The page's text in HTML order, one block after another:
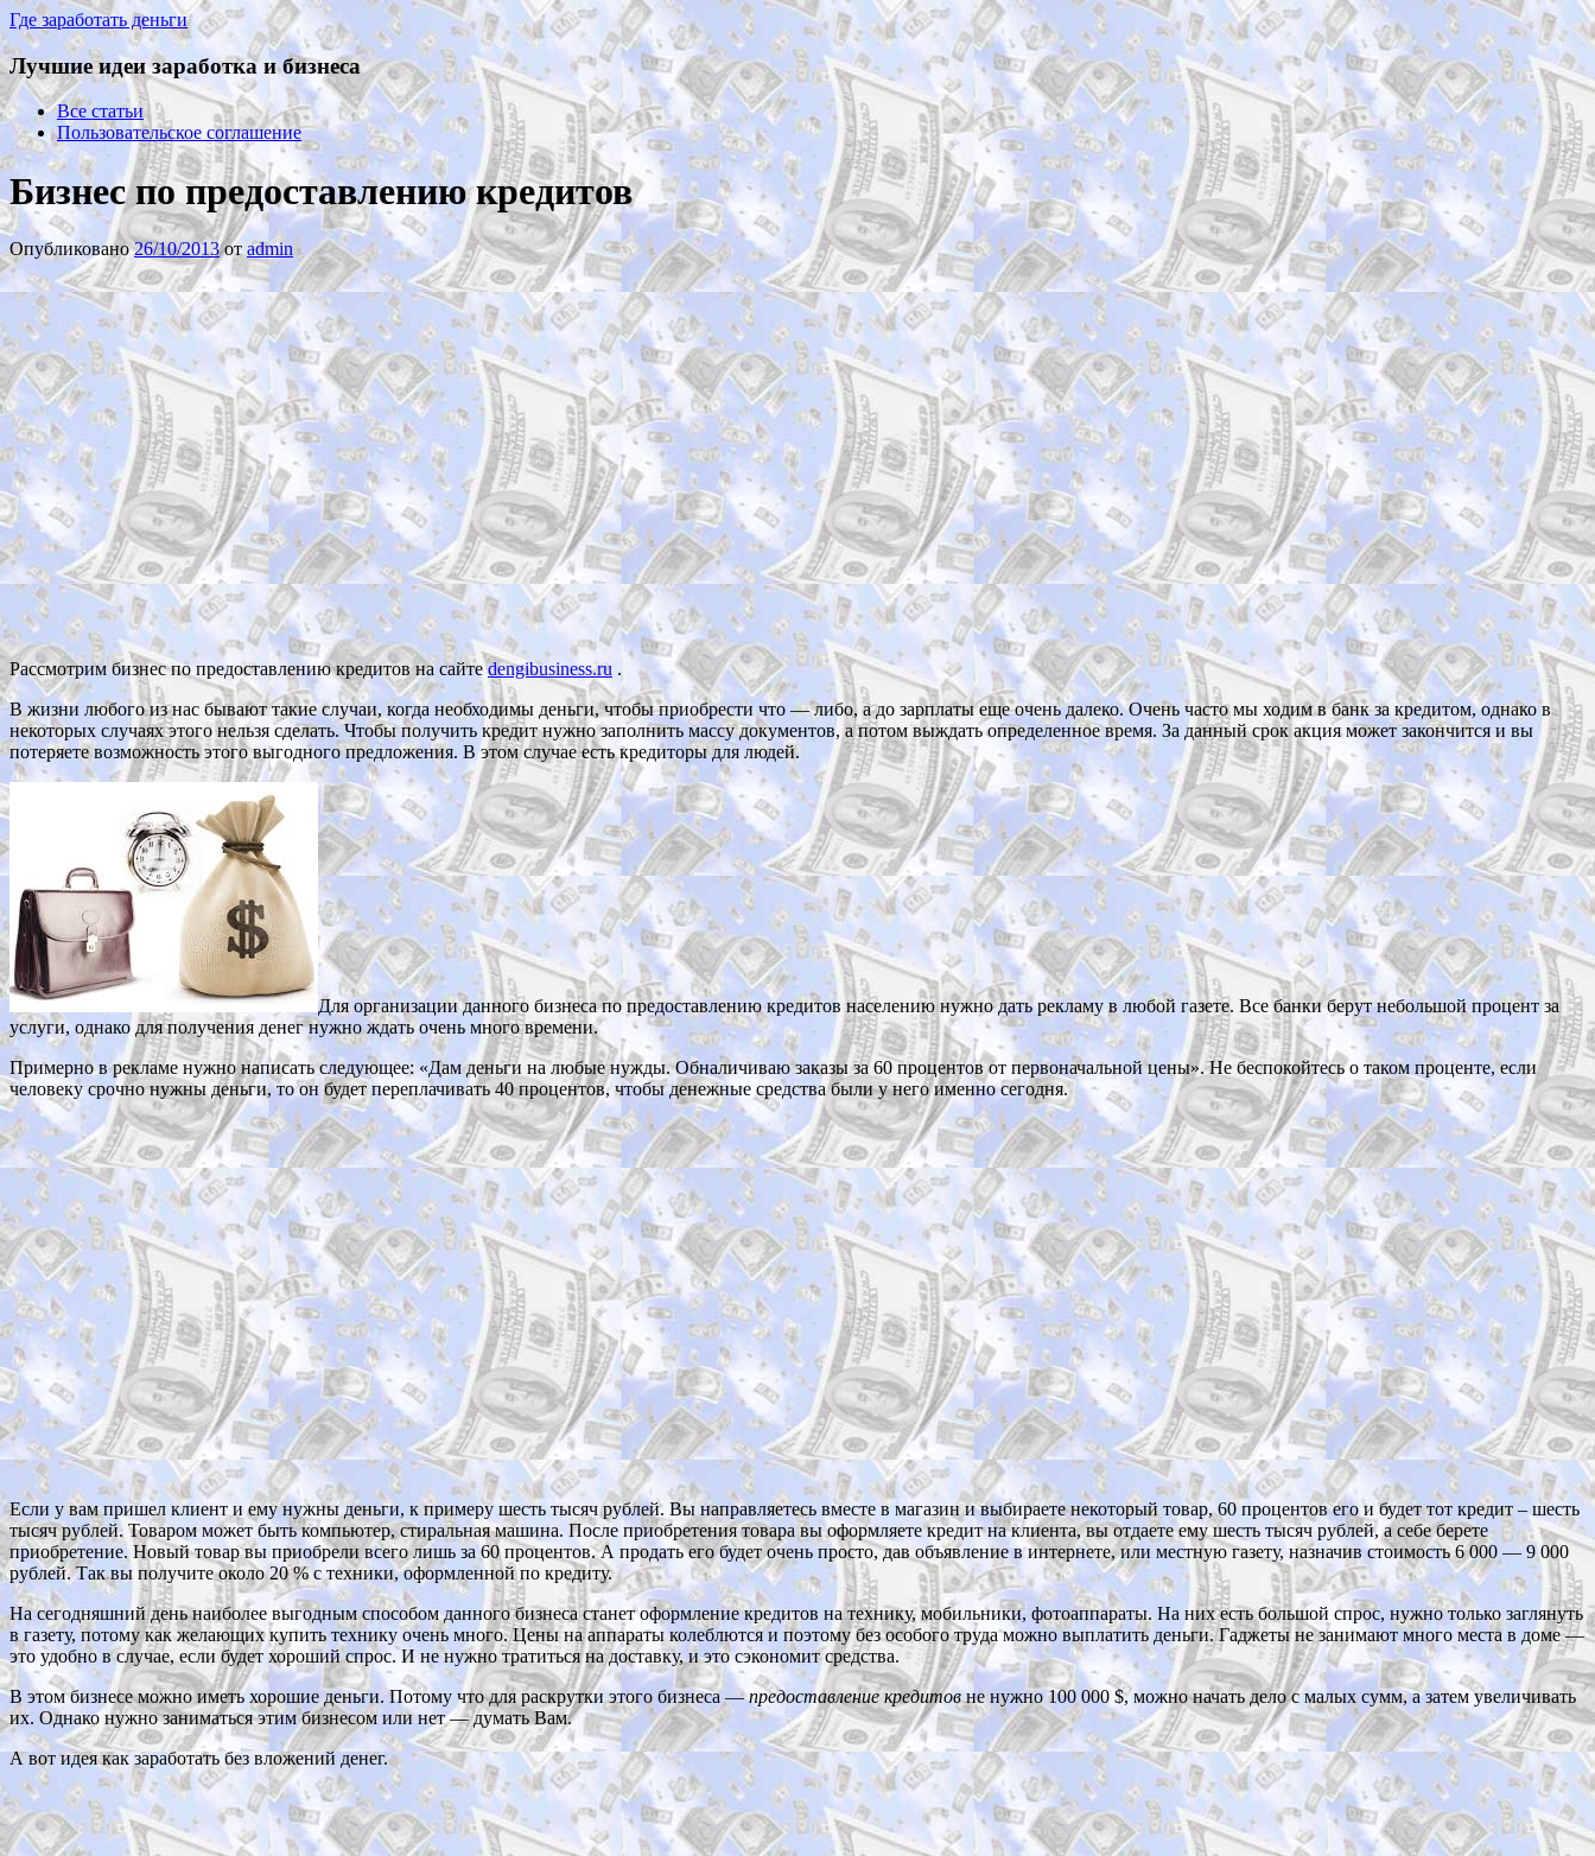
Где заработать деньги
Лучшие идеи заработка и бизнеса
Все статьи
Пользовательское соглашение
Бизнес по предоставлению кредитов
Опубликовано26/10/2013 от admin
Рассмотрим бизнес по предоставлению кредитов на сайтеdengibusiness.ru .
В жизни любого из нас бывают такие случаи, когда необходимы деньги, чтобы приобрести что — либо, а до зарплаты еще очень далеко. Очень часто мы ходим в банк за кредитом, однако в
некоторых случаях этого нельзя сделать. Чтобы получить кредит нужно заполнить массу документов, а потом выждать определенное время. За данный срок акция может закончится и вы
потеряете возможность этого выгодного предложения. В этом случае есть кредиторы для людей.
Для организации данного бизнеса по предоставлению кредитов населению нужно дать рекламу в любой газете. Все банки берут небольшой процент за
услуги, однако для получения денег нужно ждать очень много времени.
Примерно в рекламе нужно написать следующее: «Дам деньги на любые нужды. Обналичиваю заказы за 60 процентов от первоначальной цены». Не беспокойтесь о таком проценте, если
человеку срочно нужны деньги, то он будет переплачивать 40 процентов, чтобы денежные средства были у него именно сегодня.
Если у вам пришел клиент и ему нужны деньги, к примеру шесть тысяч рублей. Вы направляетесь вместе в магазин и выбираете некоторый товар, 60 процентов его и будет тот кредит – шесть
тысяч рублей. Товаром может быть компьютер, стиральная машина. После приобретения товара вы оформляете кредит на клиента, вы отдаете ему шесть тысяч рублей, а себе берете
приобретение. Новый товар вы приобрели всего лишь за 60 процентов. А продать его будет очень просто, дав объявление в интернете, или местную газету, назначив стоимость 6 000 — 9 000
рублей. Так вы получите около 20 % с техники, оформленной по кредиту.
На сегодняшний день наиболее выгодным способом данного бизнеса станет оформление кредитов на технику, мобильники, фотоаппараты. На них есть большой спрос, нужно только заглянуть
в газету, потому как желающих купить технику очень много. Цены на аппараты колеблются и поэтому без особого труда можно выплатить деньги. Гаджеты не занимают много места в доме —
это удобно в случае, если будет хороший спрос. И не нужно тратиться на доставку, и это сэкономит средства.
В этом бизнесе можно иметь хорошие деньги. Потому что для раскрутки этого бизнеса —предоставление кредитовне нужно 100 000 $, можно начать дело с малых сумм, а затем увеличивать
их. Однако нужно заниматься этим бизнесом или нет — думать Вам.
А вот идея как заработать без вложений денег.